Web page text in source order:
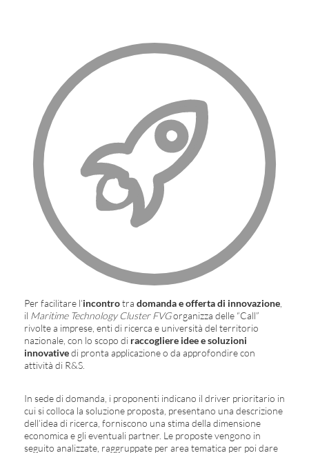
Per facilitare l’incontrotra domanda e offerta di innovazione
il Maritime Technology Cluster FVGorganizza delle “Call”
rivolte a imprese, enti di ricerca e università del territorio
nazionale, con lo scopo di raccogliere idee e soluzioni
innovativedi pronta applicazione o da approfondire con
attività di R&S.
In sede di domanda, i proponenti indicano il driver prioritario in
cui si colloca la soluzione proposta, presentano una descrizione
dell’idea di ricerca, forniscono una stima della dimensione
economica e gli eventuali partner. Le proposte vengono in
seguito analizzate, raggruppate per area tematica per poi dare